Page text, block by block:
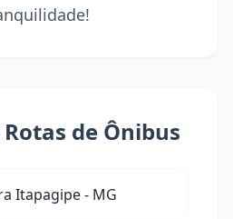
de Ônibus
Itapagipe - MG